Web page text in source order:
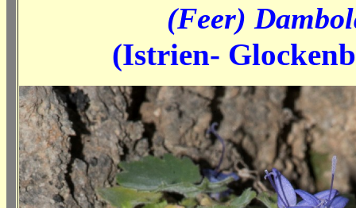
(Feer)
(Istrien-